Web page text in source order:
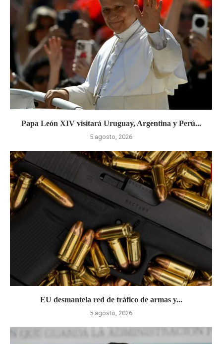
Papa León XIV visitará Uruguay, Argentina y Perú...
5 agosto, 2026
EU desmantela red de tráfico de armas y...
5 agosto, 2026